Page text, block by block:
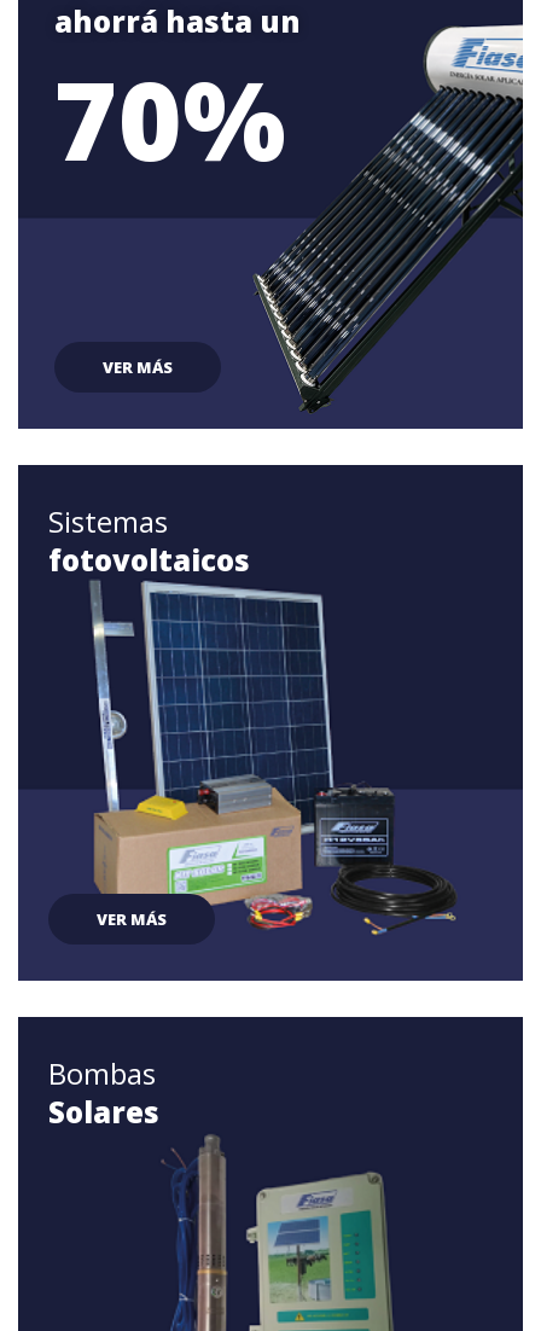
ahorrá hasta un
70%
VER MÁS
Sistemas
fotovoltaicos
VER MÁS
Bombas
Solares